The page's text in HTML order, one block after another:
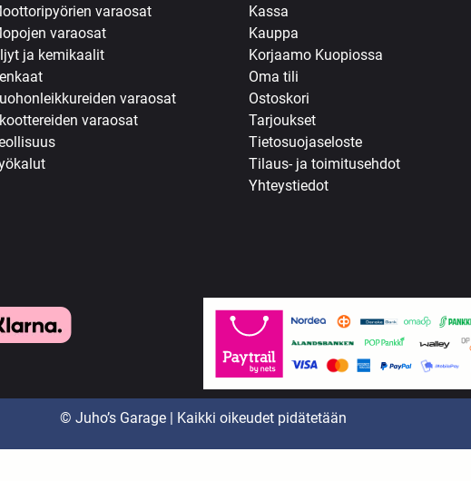
varaosat
varaosat
ja kemikaalit
varaosat
varaosat
Kassa
Kauppa
Korjaamo Kuopiossa
Oma tili
Ostoskori
Tarjoukset
Tietosuojaseloste
Tilaus- ja toimitusehdot
Yhteystiedot
© Juho’s Garage | Kaikki oikeudet pidätetään